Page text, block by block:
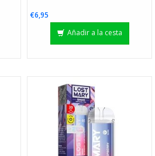
€6,95
Añadir a la cesta